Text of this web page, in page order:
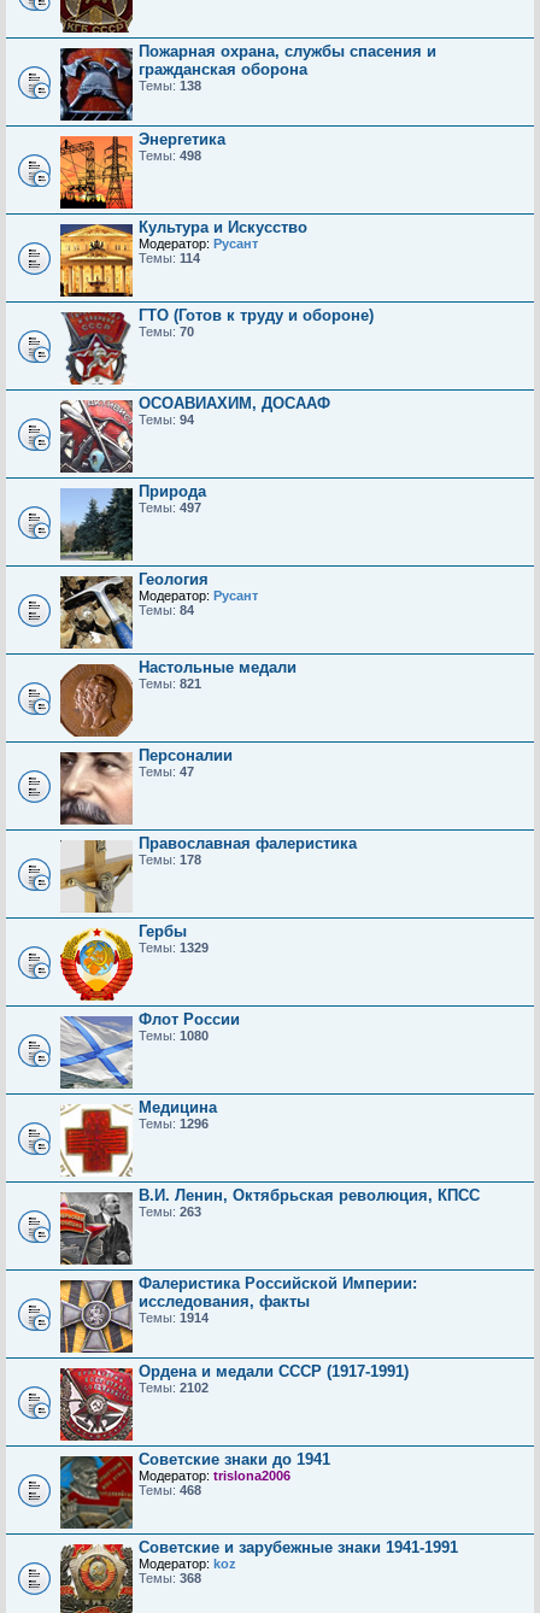
Пожарная охрана, службы спасения и
гражданская оборона
Темы: 138
Энергетика
Темы: 498
Культура и Искусство
Модератор: Русант
Темы: 114
ГТО (Готов к труду и обороне)
Темы: 70
ОСОАВИАХИМ, ДОСААФ
Темы: 94
Природа
Темы: 497
Геология
Модератор: Русант
Темы: 84
Настольные медали
Темы: 821
Персоналии
Темы: 47
Православная фалеристика
Темы: 178
Гербы
Темы: 1329
Флот России
Темы: 1080
Медицина
Темы: 1296
В.И. Ленин, Октябрьская революция, КПСС
Темы: 263
Фалеристика Российской Империи:
исследования, факты
Темы: 1914
Ордена и медали СССР (1917-1991)
Темы: 2102
Советские знаки до 1941
Модератор: trislona2006
Темы: 468
Советские и зарубежные знаки 1941-1991
Модератор: koz
Темы: 368